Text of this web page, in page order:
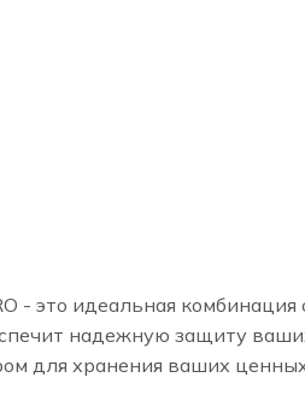
- это идеальная
надежную защиту
для хранения ваших